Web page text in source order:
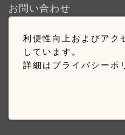
利便性向上およびア
しています。
詳細はプライバシーポ
お問い合わせ
採用情報
お問い合わせ